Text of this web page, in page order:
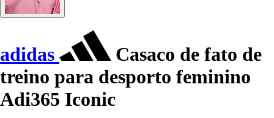
adidas
Casaco de fato de
treino para desporto feminino
Adi365 Iconic